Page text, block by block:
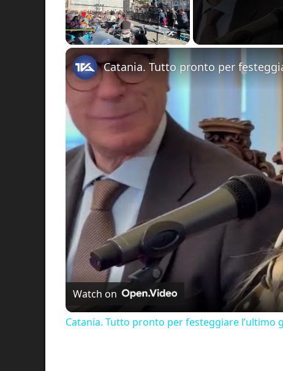
Watch on
Catania. Tutto pronto per festeggiare l’ultimo